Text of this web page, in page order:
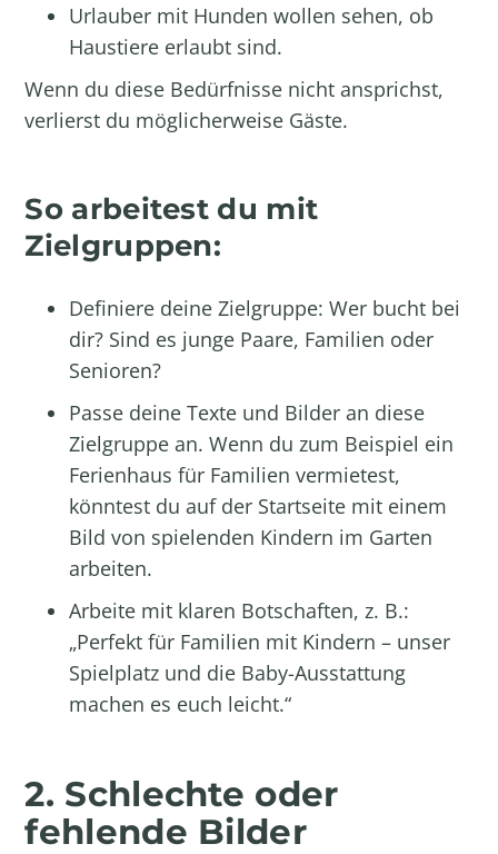
Urlauber mit Hunden wollen sehen, ob
Haustiere erlaubt sind.
Wenn du diese Bedürfnisse nicht ansprichst,
verlierst du möglicherweise Gäste.
So arbeitest du mit
Zielgruppen:
Definiere deine Zielgruppe: Wer bucht bei
dir? Sind es junge Paare, Familien oder
Senioren?
Passe deine Texte und Bilder an diese
Zielgruppe an. Wenn du zum Beispiel ein
Ferienhaus für Familien vermietest,
könntest du auf der Startseite mit einem
Bild von spielenden Kindern im Garten
arbeiten.
Arbeite mit klaren Botschaften, z. B.:
„Perfekt für Familien mit Kindern – unser
Spielplatz und die Baby-Ausstattung
machen es euch leicht.“
2. Schlechte oder
fehlende Bilder